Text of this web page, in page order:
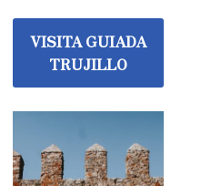
VISITA GUIADA
TRUJILLO